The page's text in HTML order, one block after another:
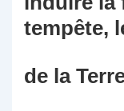
tempête,
de la